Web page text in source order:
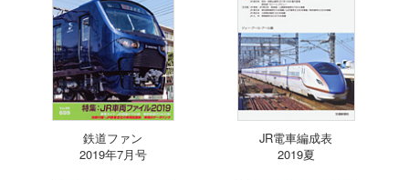
鉄道ファン
2019年7月号
JR電車編成表
2019夏